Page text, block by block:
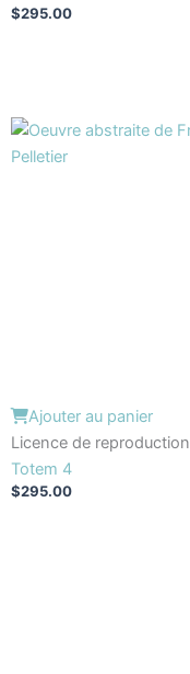
$295.00
Ajouter au panier
Licence de reproduction
Totem 4
$295.00